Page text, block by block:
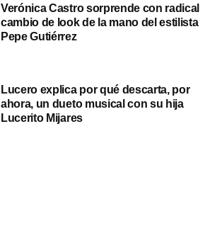
Verónica Castro sorprende con radical
cambio de look de la mano del estilista
Pepe Gutiérrez
Lucero explica por qué descarta, por
ahora, un dueto musical con su hija
Lucerito Mijares